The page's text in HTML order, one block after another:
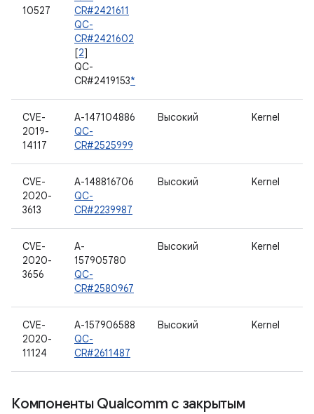
10527
CR#2421611
QC-
CR#2421602
[2]
QC-
CR#2419153*
CVE-
2019-
14117
A-147104886
QC-
CR#2525999
Высокий Kernel
CVE-
2020-
3613
A-148816706
QC-
CR#2239987
Высокий Kernel
CVE-
2020-
3656
A-
157905780
QC-
CR#2580967
Высокий Kernel
CVE-
2020-
11124
A-157906588
QC-
CR#2611487
Высокий Kernel
Компоненты Qualcomm с закрытым